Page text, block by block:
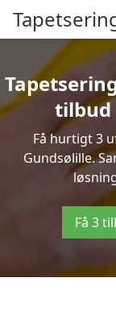
tilbud
Få hurtigt 3
Gundsølille.
Få 3